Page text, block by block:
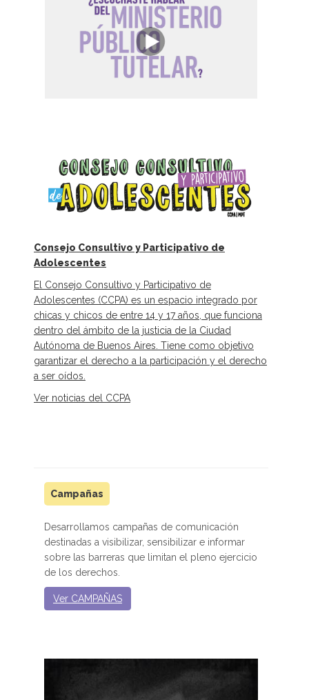
Consejo Consultivo y Participativo de
Adolescentes
El Consejo Consultivo y Participativo de
Adolescentes (CCPA) es un espacio integrado por
chicas y chicos de entre 14 y 17 años, que funciona
dentro del ámbito de la justicia de la Ciudad
Autónoma de Buenos Aires. Tiene como objetivo
garantizar el derecho a la participación y el derecho
a ser oídos.
Ver noticias del CCPA
Campañas
Desarrollamos campañas de comunicación
destinadas a visibilizar, sensibilizar e informar
sobre las barreras que limitan el pleno ejercicio
de los derechos.
Ver CAMPAÑAS